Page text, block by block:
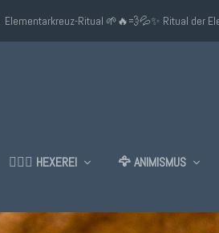
Elementarkreuz-Ritual 🌱🔥💨💦✨ Ritual der
🧙🏼‍♂️ HEXEREI 🦅 ANIMISMUS